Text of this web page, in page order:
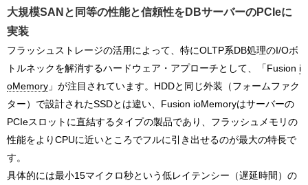
大規模SANと同等の性能と信頼性を DBサーバーのPCIeに
実装
フラッシュストレージの活用によって、特にOLTP系DB処理のI/Oボ
トルネックを解消するハードウェア・アプローチとして、「Fusion i
oMemory 」が注目されています。HDDと同じ外装（フォームファク
ター）で設計されたSSDとは違い、Fusion ioMemoryはサーバーの
PCIeスロットに直結するタイプの製品であり、フラッシュメモリの
性能をよりCPUに近いところでフルに引き出せるのが最大の特長で
す。
具体的には最小15マイクロ秒という低レイテンシー（遅延時間）の